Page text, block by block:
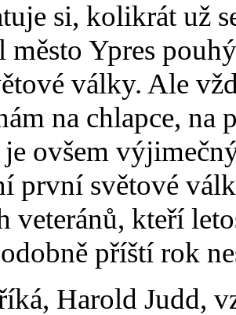
si, kolikrát už
Ypres
války. Ale
na chlapce, na
ovšem
první světové
veteránů, kteří
příští rok
Harold Judd,